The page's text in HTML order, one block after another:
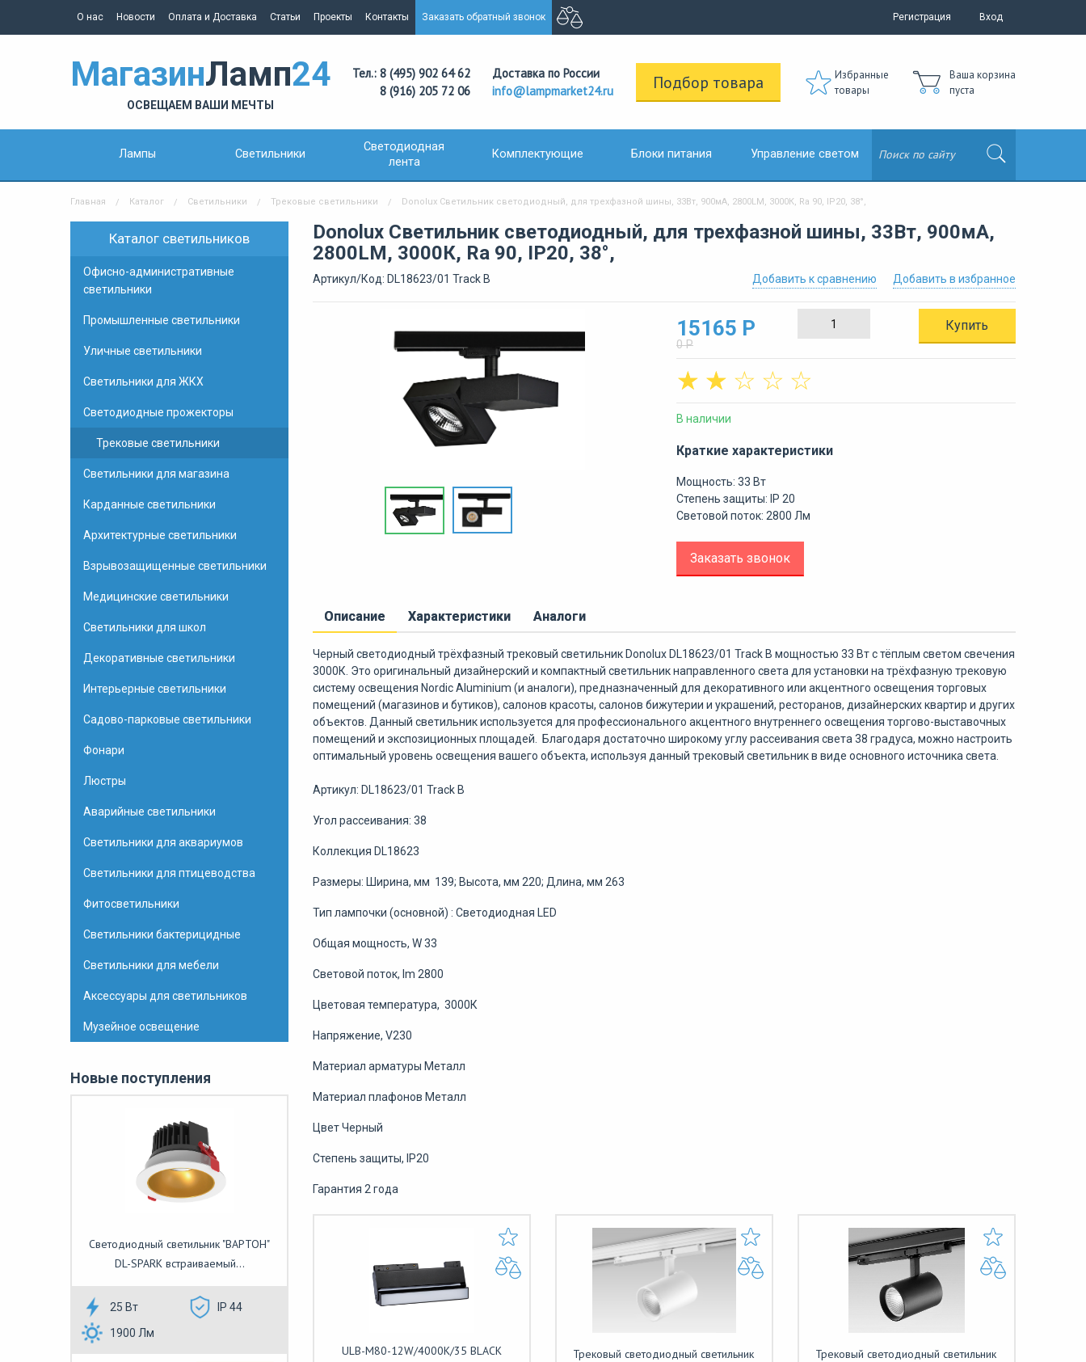
О нас Новости Оплата и Доставка Статьи Проекты Контакты Заказать обратный звонок Регистрация Вход
МагазинЛамп24
ОСВЕЩАЕМ ВАШИ МЕЧТЫ
Тел.: 8 (495) 902 64 62
8 (916) 205 72 06
Доставка по России
info@lampmarket24.ru
Подбор товара
Избранные
товары
Ваша корзина
пуста
Лампы Светильники
Светодиодная
лента
Комплектующие Блоки питания Управление светом
Главная Каталог Светильники Трековые светильники Donolux Светильник светодиодный, для трехфазной шины, 33Вт, 900мА, 2800LM, 3000К, Ra 90, IP20, 38°,
Каталог светильников
Офисно-административные
светильники
Промышленные светильники
Уличные светильники
Светильники для ЖКХ
Светодиодные прожекторы
Трековые светильники
Светильники для магазина
Карданные светильники
Архитектурные светильники
Взрывозащищенные светильники
Медицинские светильники
Светильники для школ
Декоративные светильники
Интерьерные светильники
Садово-парковые светильники
Фонари
Люстры
Аварийные светильники
Светильники для аквариумов
Светильники для птицеводства
Фитосветильники
Светильники бактерицидные
Светильники для мебели
Аксессуары для светильников
Музейное освещение
Новые поступления
Светодиодный светильник "ВАРТОН"
DL-SPARK встраиваемый...
25 Вт
IP 44
1900 Лм
Donolux Светильник светодиодный, для трехфазной шины, 33Вт, 900мА,
2800LM, 3000К, Ra 90, IP20, 38°,
Артикул/Код: DL18623/01 Track B Добавить в избранное
Добавить к сравнению
15165 Р
0 Р
Купить
☆
☆
☆
☆
☆
В наличии
Краткие характеристики
Мощность: 33 Вт
Степень защиты: IP 20
Световой поток: 2800 Лм
Заказать звонок
Описание Характеристики Аналоги
Черный светодиодный трёхфазный трековый светильник Donolux DL18623/01 Track B мощностью 33 Вт с тёплым светом свечения
3000К. Это оригинальный дизайнерский и компактный светильник направленного света для установки на трёхфазную трековую
систему освещения Nordic Aluminium (и аналоги), предназначенный для декоративного или акцентного освещения торговых
помещений (магазинов и бутиков), салонов красоты, салонов бижутерии и украшений, ресторанов, дизайнерских квартир и других
объектов. Данный светильник используется для профессионального акцентного внутреннего освещения торгово-выставочных
помещений и экспозиционных площадей. Благодаря достаточно широкому углу рассеивания света 38 градуса, можно настроить
оптимальный уровень освещения вашего объекта, используя данный трековый светильник в виде основного источника света.
Артикул: DL18623/01 Track B
Угол рассеивания: 38
Коллекция DL18623
Размеры: Ширина, мм 139; Высота, мм 220; Длина, мм 263
Тип лампочки (основной) : Светодиодная LED
Общая мощность, W 33
Световой поток, lm 2800
Цветовая температура, 3000К
Напряжение, V230
Материал арматуры Металл
Материал плафонов Металл
Цвет Черный
Степень защиты, IP20
Гарантия 2 года
ULB-M80-12W/4000K/35 BLACK
Трековый светодиодный светильник
Трековый светодиодный светильник